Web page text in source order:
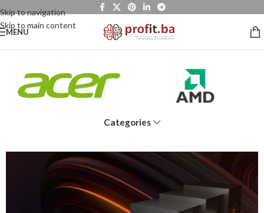
Skip to navigation
Skip to main content
MENU
Categories